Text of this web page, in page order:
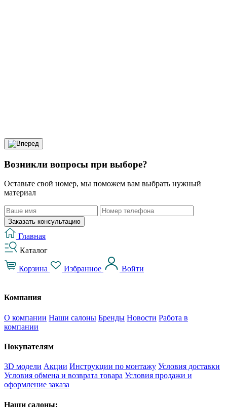
Возникли вопросы при выборе?
Оставьте свой номер, мы поможем вам выбрать нужный
материал
Заказать консультацию
Главная
Каталог
Корзина Избранное Войти
Компания
О компании Наши салоны Бренды Новости Работа в
компании
Покупателям
3D модели Акции Инструкции по монтажу Условия доставки
Условия обмена и возврата товара Условия продажи и
оформление заказа
Наши салоны: